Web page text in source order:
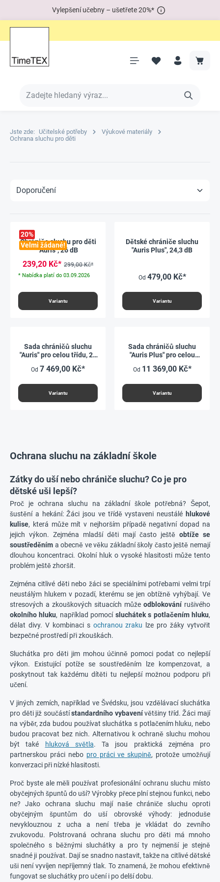
Vylepšení učebny – ušetřete 20%*
Jste zde: Učitelské potřeby
Výukové materiály
Ochrana sluchu pro děti
20%
Velmi žádané!
Chrániče sluchu pro děti
"Auris", 26 dB
239,20 Kč* 299,00 Kč*
* Nabídka platí do 03.09.2026
Variantu
Dětské chrániče sluchu
"Auris Plus", 24,3 dB
Od 479,00 Kč*
Variantu
Sada chráničů sluchu
"Auris" pro celou třídu, 24
Od 7 469,00 Kč*
Variantu
Sada chráničů sluchu
"Auris Plus" pro celou
Od 11 369,00 Kč*
Variantu
Ochrana sluchu na základní škole
Zátky do uší nebo chrániče sluchu? Co je pro
dětské uši lepší?
Proč je ochrana sluchu na základní škole potřebná? Šepot,
šustění a hekání: Žáci jsou ve třídě vystaveni neustálé hlukové
kulise, která může mít v nejhorším případě negativní dopad na
jejich výkon. Zejména mladší děti mají často ještě obtíže se
soustředěním a obecně ve věku základní školy často ještě nemají
dlouhou koncentraci. Okolní hluk o vysoké hlasitosti může tento
problém ještě zhoršit.
Zejména citlivé děti nebo žáci se speciálními potřebami velmi trpí
neustálým hlukem v pozadí, kterému se jen obtížně vyhýbají. Ve
stresových a zkouškových situacích může odblokování rušivého
okolního hluku, například pomocí sluchátek s potlačením hluku,
dělat divy. V kombinaci s ochranou zraku lze pro žáky vytvořit
bezpečné prostředí při zkouškách.
Sluchátka pro děti jim mohou účinně pomoci podat co nejlepší
výkon. Existující potíže se soustředěním lze kompenzovat, a
poskytnout tak každému dítěti tu nejlepší možnou podporu při
učení.
V jiných zemích, například ve Švédsku, jsou vzdělávací sluchátka
pro děti již součástístandardního vybavenívětšiny tříd. Žáci mají
na výběr, zda budou používat sluchátka s potlačením hluku, nebo
budou pracovat bez nich. Alternativou k ochraně sluchu mohou
být také
hluková světla. Ta jsou praktická zejména pro
partnerskou práci nebo pro práci ve skupině, protože umožňují
konverzaci při nízké hlasitosti.
Proč byste ale měli používat profesionální ochranu sluchu místo
obyčejných špuntů do uší? Výrobky přece plní stejnou funkci, nebo
ne? Jako ochrana sluchu mají naše chrániče sluchu oproti
obyčejným špuntům do uší obrovské výhody: jednoduše
nevyklouznou z ucha a není třeba je vkládat do zevního
zvukovodu. Polstrovaná ochrana sluchu pro děti má mnoho
společného s běžnými sluchátky a pro ty nejmenší je stejně
snadné ji používat. Dají se snadno nastavit, takže na citlivé dětské
uši není vyvíjen nepříjemný tlak. To znamená, že mohou efektivně
fungovat se sluchátky pro učení i po delší dobu.